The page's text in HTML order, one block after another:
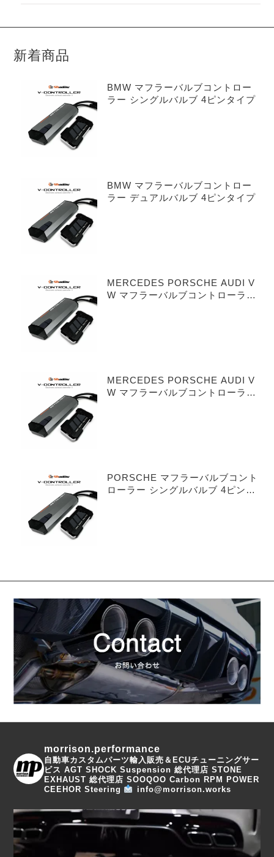
新着商品
BMW マフラーバルブコントロー
ラー シングルバルブ 4ピンタイプ
BMW マフラーバルブコントロー
ラー デュアルバルブ 4ピンタイプ
MERCEDES PORSCHE AUDI V
W マフラーバルブコントローラー
MERCEDES PORSCHE AUDI V
W マフラーバルブコントローラー
PORSCHE マフラーバルブコント
ローラー シングルバルブ 4ピンタ
morrison.performance
自動車カスタムパーツ輸入販売＆ECUチューニングサー
ビス AGT SHOCK Suspension 総代理店 STONE
EXHAUST 総代理店 SOOQOO Carbon RPM POWER
CEEHOR Steering
info@morrison.works